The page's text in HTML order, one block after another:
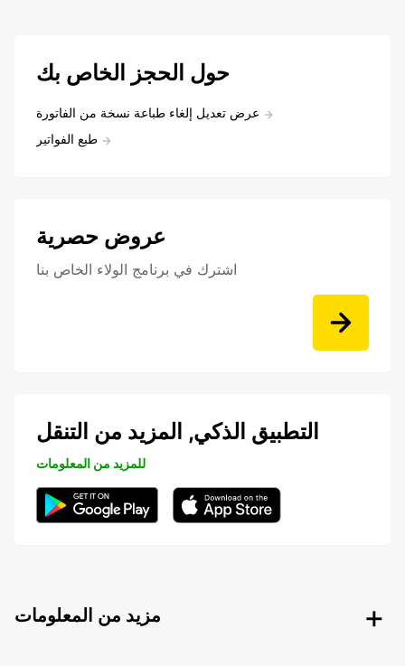
حول الحجز الخاص بك
عرض تعديل إلغاء طباعة نسخة من الفاتورة
طبع الفواتير
عروض حصرية
اشترك في برنامج الولاء الخاص بنا
التطبيق الذكي, المزيد من التنقل
للمزيد من المعلومات
مزيد من المعلومات